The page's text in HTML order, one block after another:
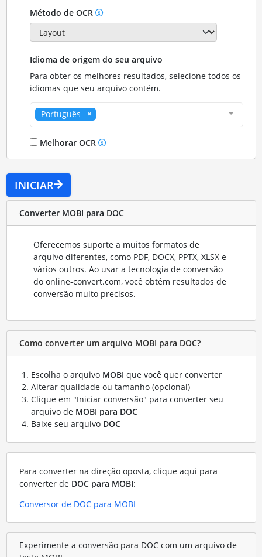
Método de OCR
Idioma de origem do seu arquivo
Para obter os melhores resultados, selecione todos os
idiomas que seu arquivo contém.
Português
Melhorar OCR
INICIAR
Converter MOBI para DOC
Oferecemos suporte a muitos formatos de
arquivo diferentes, como PDF, DOCX, PPTX, XLSX e
vários outros. Ao usar a tecnologia de conversão
do online-convert.com, você obtém resultados de
conversão muito precisos.
Como converter um arquivo MOBI para DOC?
Escolha o arquivo MOBI que você quer converter
Alterar qualidade ou tamanho (opcional)
Clique em "Iniciar conversão" para converter seu
arquivo de MOBI para DOC
Baixe seu arquivo DOC
Para converter na direção oposta, clique aqui para
converter de DOC para MOBI:
Conversor de DOC para MOBI
Experimente a conversão para DOC com um arquivo de